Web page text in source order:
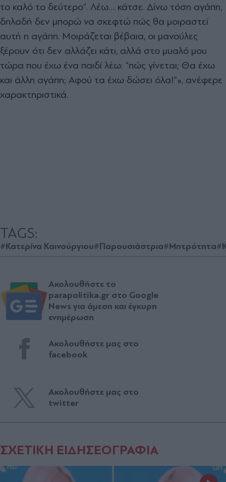
το καλό το δεύτερο”. Λέω… κάτσε. Δίνω τόση αγάπη,
δηλαδή δεν μπορώ να σκεφτώ πώς θα μοιραστεί
αυτή η αγάπη. Μοιράζεται βέβαια, οι μανούλες
ξέρουν ότι δεν αλλάζει κάτι, αλλά στο μυαλό μου
τώρα που έχω ένα παιδί λέω: “πώς γίνεται; Θα έχω
και άλλη αγάπη; Αφού τα έχω δώσει όλα!”», ανέφερε
χαρακτηριστικά.
TAGS:
#Κατερίνα Καινούργιου#Παρουσιάστρια#Μητρότητα
Ακολουθήστε το
parapolitika.gr στο Google
News για άμεση και έγκυρη
ενημέρωση
Ακολουθήστε μας στο
facebook
Ακολουθήστε μας στο
twitter
ΣΧΕΤΙΚΗ ΕΙΔΗΣΕΟΓΡΑΦΙΑ